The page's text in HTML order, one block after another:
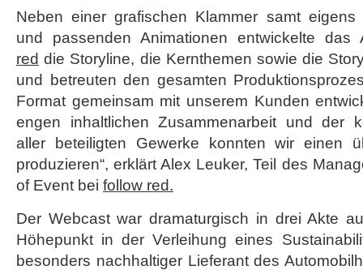
Neben einer grafischen Klammer samt eigens
und passenden Animationen entwickelte das
red die Storyline, die Kernthemen sowie die
und betreuten den gesamten
Format gemeinsam mit unserem Kunden
engen inhaltlichen Zusammenarbeit und der
aller beteiligten Gewerke konnten wir einen
produzieren“, erklärt Alex Leuker, Teil des
of Event bei follow red.
Der Webcast war dramaturgisch in drei Akte
Höhepunkt in der Verleihung eines
besonders nachhaltiger Lieferant des